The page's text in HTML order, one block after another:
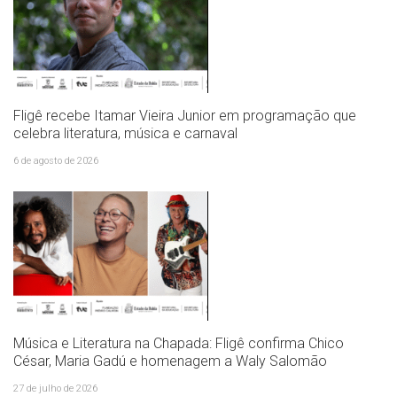
Fligê recebe Itamar Vieira Junior em programação que
celebra literatura, música e carnaval
6 de agosto de 2026
Música e Literatura na Chapada: Fligê confirma Chico
César, Maria Gadú e homenagem a Waly Salomão
27 de julho de 2026